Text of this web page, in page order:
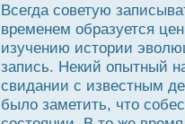
Всегда советую
временем образуется
изучению истории
запись. Некий опытный
свидании с известным
было заметить, что